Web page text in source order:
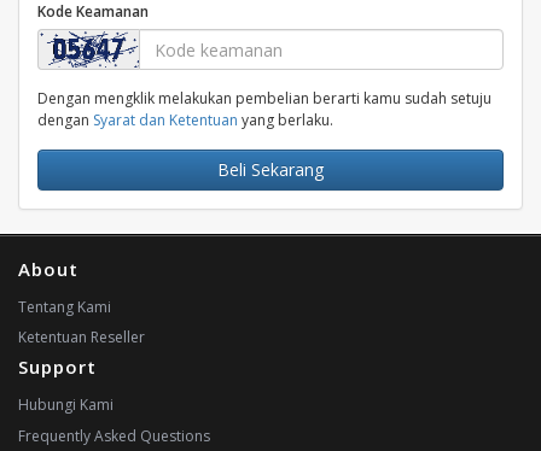
Kode Keamanan
Dengan mengklik melakukan pembelian berarti kamu sudah setuju
dengan Syarat dan Ketentuan yang berlaku.
Beli Sekarang
About
Tentang Kami
Ketentuan Reseller
Support
Hubungi Kami
Frequently Asked Questions